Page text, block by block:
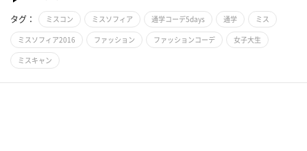
タグ： ミスコン ミスソフィア 通学コーデ5days 通学 ミス
ミスソフィア2016 ファッション ファッションコーデ 女子大生
ミスキャン